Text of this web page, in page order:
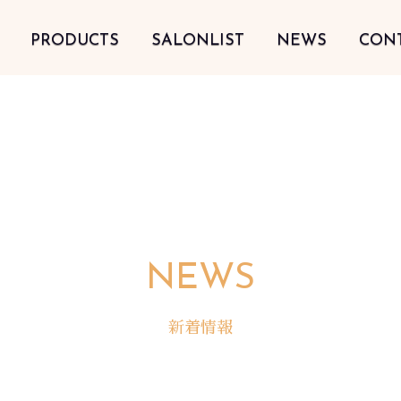
PRODUCTS SALONLIST NEWS
NEWS
新着情報